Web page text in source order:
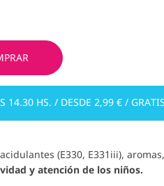
14.30 HS. / DESDE 2,99 € /
(E330, E331iii),
y atención de los niños.